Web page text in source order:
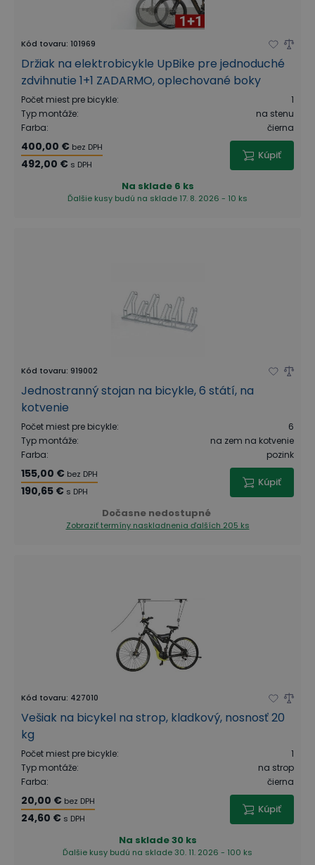
Kód tovaru: 101969
Držiak na elektrobicykle UpBike pre jednoduché
zdvihnutie 1+1 ZADARMO, oplechované boky
Počet miest pre bicykle:
1
Typ montáže:
na stenu
Farba: čierna
400,00 € bez DPH
492,00 € s DPH
Kúpiť
Na sklade 6 ks
Ďalšie kusy budú na sklade 17. 8. 2026 - 10 ks
Kód tovaru: 919002
Jednostranný stojan na bicykle, 6 státí, na
kotvenie
Počet miest pre bicykle:
6
Typ montáže:
na zem na kotvenie
Farba: pozink
155,00 € bez DPH
190,65 € s DPH
Kúpiť
Dočasne nedostupné
Zobraziť termíny naskladnenia ďalších 205 ks
Kód tovaru: 427010
Vešiak na bicykel na strop, kladkový, nosnosť 20
kg
Počet miest pre bicykle:
1
Typ montáže:
na strop
Farba: čierna
20,00 € bez DPH
24,60 € s DPH
Kúpiť
Na sklade30 ks
Ďalšie kusy budú na sklade 30. 11. 2026 - 100 ks